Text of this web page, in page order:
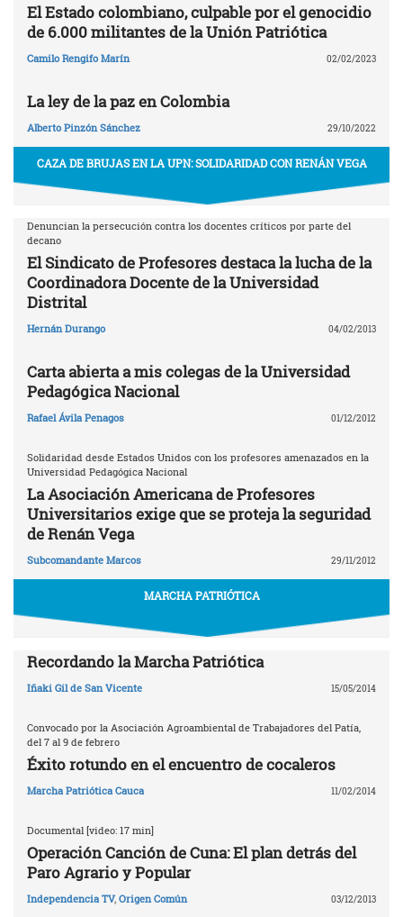
El Estado colombiano, culpable por el genocidio
de 6.000 militantes de la Unión Patriótica
Camilo Rengifo Marín 02/02/2023
La ley de la paz en Colombia
Alberto Pinzón Sánchez 29/10/2022
CAZA DE BRUJAS EN LA UPN: SOLIDARIDAD CON RENÁN VEGA
Denuncian la persecución contra los docentes críticos por parte del
decano
El Sindicato de Profesores destaca la lucha de la
Coordinadora Docente de la Universidad
Distrital
Hernán Durango 04/02/2013
Carta abierta a mis colegas de la Universidad
Pedagógica Nacional
Rafael Ávila Penagos 01/12/2012
Solidaridad desde Estados Unidos con los profesores amenazados en la
Universidad Pedagógica Nacional
La Asociación Americana de Profesores
Universitarios exige que se proteja la seguridad
de Renán Vega
Subcomandante Marcos 29/11/2012
MARCHA PATRIÓTICA
Recordando la Marcha Patriótica
Iñaki Gil de San Vicente 15/05/2014
Convocado por la Asociación Agroambiental de Trabajadores del Patía,
del 7 al 9 de febrero
Éxito rotundo en el encuentro de cocaleros
Marcha Patriótica Cauca 11/02/2014
Documental [video: 17 min]
Operación Canción de Cuna: El plan detrás del
Paro Agrario y Popular
Independencia TV, Origen Común 03/12/2013